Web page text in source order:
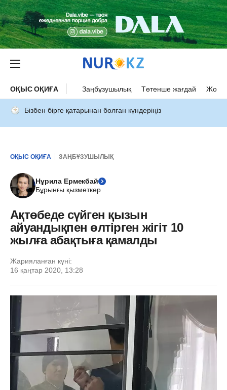
ОҚЫС ОҚИҒА Заңбұзушылық Төтенше жағдай Жол
Бізбен бірге қатарынан болған күндеріңіз
ОҚЫС ОҚИҒА ЗАҢБҰЗУШЫЛЫҚ
Нұрила Ермекбай
Бұрынғы қызметкер
Ақтөбеде сүйген қызын
айуандықпен өлтірген жігіт 10
жылға абақтыға қамалды
Жарияланған күні:
16 қаңтар 2020, 13:28